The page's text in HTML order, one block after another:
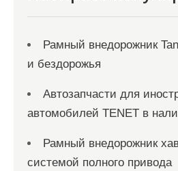
м
Рамный внедорожник
и бездорожья
Автозапчасти для
автомобилей TENET в
Рамный внедорожник
системой полного привода